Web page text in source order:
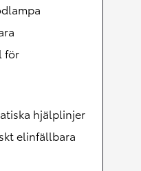
för
hjälplinjer
elinfällbara